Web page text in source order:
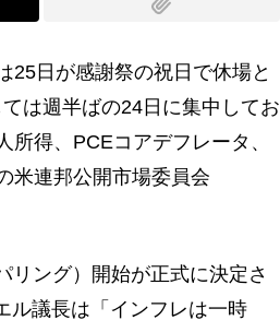
日が感謝祭の祝日で休場と
は週半ばの24日に集中してお
得、PCEコアデフレータ、
米連邦公開市場委員会
ング）開始が正式に決定さ
ル議長は「インフレは一時